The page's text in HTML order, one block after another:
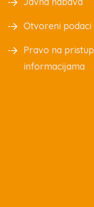
Otvoreni podaci
Pravo na pristup
informacijama